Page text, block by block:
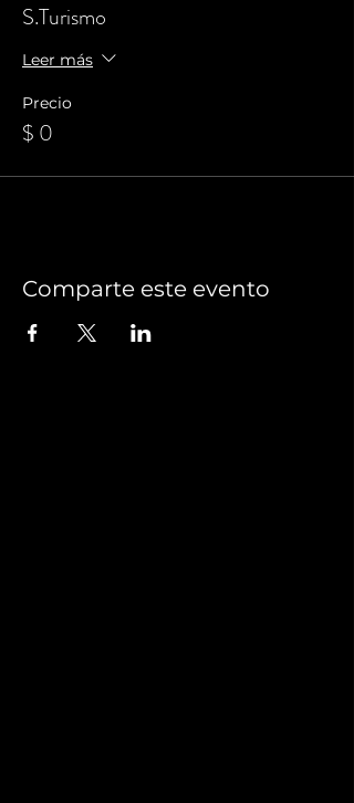
S.Turismo
Leer más
Precio
$ 0
Comparte este evento